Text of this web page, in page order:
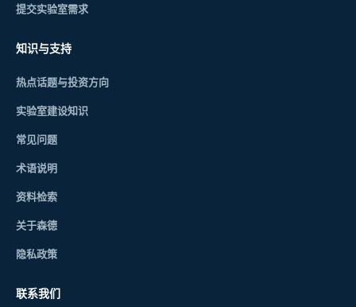
提交实验室需求
知识与支持
热点话题与投资方向
实验室建设知识
常见问题
术语说明
资料检索
关于森德
隐私政策
联系我们